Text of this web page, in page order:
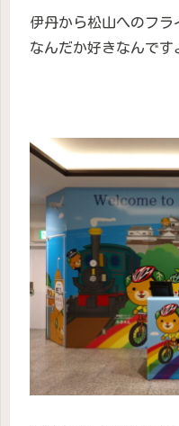
伊丹から松山へのフラ
なんだか好きなんです